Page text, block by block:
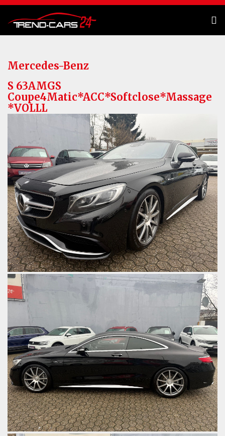
Mercedes-Benz
S 63AMGS
Coupe4Matic*ACC*Softclose*Massage
*VOLLL